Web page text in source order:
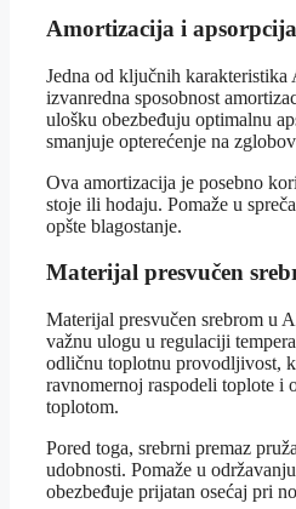
Amortizacija i
Jedna od ključnih
izvanredna sposobnost
ulošku obezbeđuju optimalnu
smanjuje opterećenje na
Ova amortizacija je posebno
stoje ili hodaju. Pomaže u
opšte blagostanje.
Materijal presvučen
Materijal presvučen srebrom u
važnu ulogu u regulaciji
odličnu toplotnu provodljivost,
ravnomernoj raspodeli toplote i
toplotom.
Pored toga, srebrni premaz
udobnosti. Pomaže u
obezbeđuje prijatan osećaj pri